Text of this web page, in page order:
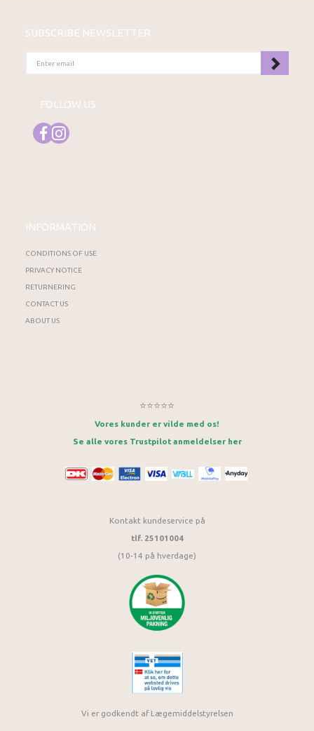
SUBSCRIBE NEWSLETTER
EMAIL
FOLLOW US
INFORMATION
CONDITIONS OF USE
PRIVACY NOTICE
RETURNERING
CONTACT US
ABOUT US
⭐⭐⭐⭐⭐
Vores kunder er vilde med os!
Se alle vores Trustpilot anmeldelser her
Kontakt kundeservice på
tlf. 25101004
(10-14 på hverdage)
Vi er godkendt af Lægemiddelstyrelsen